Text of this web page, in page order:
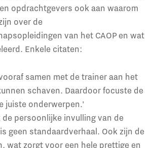
opdrachtgevers ook aan waarom
over de
van het CAOP en wat
Enkele citaten:
samen met de trainer aan het
schaven. Daardoor focuste de
juiste onderwerpen.’
de persoonlijke invulling van de
geen standaardverhaal. Ook zijn de
wat zorgt voor een hele prettige en